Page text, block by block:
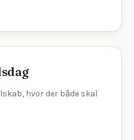
hvor der både skal